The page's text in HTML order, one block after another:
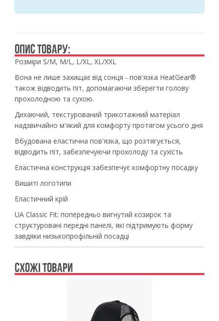
ОПИС ТОВАРУ:
Розміри S/М, М/L, L/XL, XL/XXL
Вона не лише захищає від сонця - пов'язка HeatGear®
також відводить піт, допомагаючи зберегти голову
прохолодною та сухою.
Дихаючий, текстурований трикотажний матеріал
надзвичайно м'який для комфорту протягом усього дня
Вбудована еластична пов'язка, що розтягується,
відводить піт, забезпечуючи прохолоду та сухість
Еластична конструкція забезпечує комфортну посадку
Вишиті логотипи
Еластичний крій
UA Classic Fit: попередньо вигнутий козирок та
структуровані передні панелі, які підтримують форму
завдяки низькопрофільній посадці
СХОЖІ ТОВАРИ